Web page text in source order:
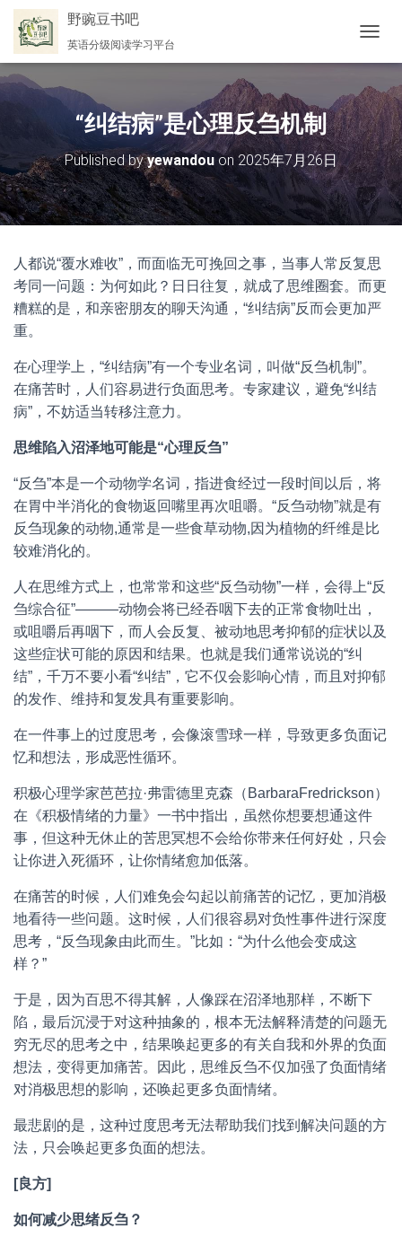
野豌豆书吧
英语分级阅读学习平台
换
航
“纠结病”是心理反刍机制
Published byyewandou on 2025年7月26日
人都说“覆水难收”，而面临无可挽回之事，当事人常反复思
考同一问题：为何如此？日日往复，就成了思维圈套。而更
糟糕的是，和亲密朋友的聊天沟通，“纠结病”反而会更加严
重。
在心理学上，“纠结病”有一个专业名词，叫做“反刍机制”。
在痛苦时，人们容易进行负面思考。专家建议，避免“纠结
病”，不妨适当转移注意力。
思维陷入沼泽地可能是“心理反刍”
“反刍”本是一个动物学名词，指进食经过一段时间以后，将
在胃中半消化的食物返回嘴里再次咀嚼。“反刍动物”就是有
反刍现象的动物,通常是一些食草动物,因为植物的纤维是比
较难消化的。
人在思维方式上，也常常和这些“反刍动物”一样，会得上“反
刍综合征”———动物会将已经吞咽下去的正常食物吐出，
或咀嚼后再咽下，而人会反复、被动地思考抑郁的症状以及
这些症状可能的原因和结果。也就是我们通常说说的“纠
结”，千万不要小看“纠结”，它不仅会影响心情，而且对抑郁
的发作、维持和复发具有重要影响。
在一件事上的过度思考，会像滚雪球一样，导致更多负面记
忆和想法，形成恶性循环。
积极心理学家芭芭拉·弗雷德里克森（BarbaraFredrickson）
在《积极情绪的力量》一书中指出，虽然你想要想通这件
事，但这种无休止的苦思冥想不会给你带来任何好处，只会
让你进入死循环，让你情绪愈加低落。
在痛苦的时候，人们难免会勾起以前痛苦的记忆，更加消极
地看待一些问题。这时候，人们很容易对负性事件进行深度
思考，“反刍现象由此而生。”比如：“为什么他会变成这
样？”
于是，因为百思不得其解，人像踩在沼泽地那样，不断下
陷，最后沉浸于对这种抽象的，根本无法解释清楚的问题无
穷无尽的思考之中，结果唤起更多的有关自我和外界的负面
想法，变得更加痛苦。因此，思维反刍不仅加强了负面情绪
对消极思想的影响，还唤起更多负面情绪。
最悲剧的是，这种过度思考无法帮助我们找到解决问题的方
法，只会唤起更多负面的想法。
[良方]
如何减少思绪反刍？